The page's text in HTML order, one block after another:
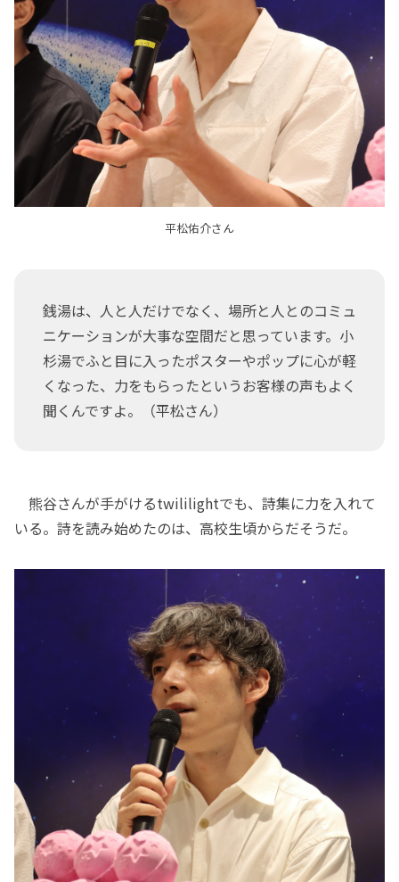
平松佑介さん
銭湯は、人と人だけでなく、場所と人とのコミュ
ニケーションが大事な空間だと思っています。小
杉湯でふと目に入ったポスターやポップに心が軽
くなった、力をもらったというお客様の声もよく
聞くんですよ。（平松さん）
熊谷さんが手がけるtwililightでも、詩集に力を入れて
いる。詩を読み始めたのは、高校生頃からだそうだ。